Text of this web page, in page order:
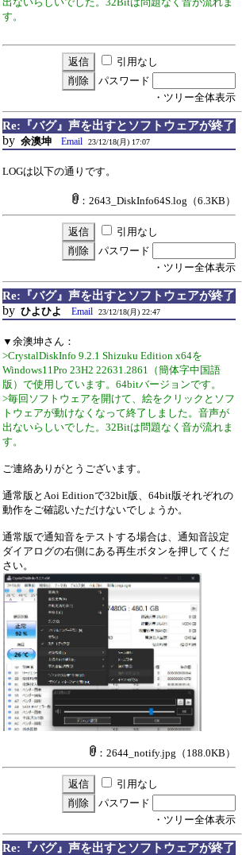
す。
引用なし
パスワード
・ツリー全体表示
Re:『バグ』声を出すとソフトウェアが終了
by 余澳坤 Email 23/12/18(月) 17:07
LOGは以下の通りです。
：2643_DiskInfo64S.log （6.3KB）
引用なし
パスワード
・ツリー全体表示
Re:『バグ』声を出すとソフトウェアが終了
by ひよひよ Email 23/12/18(月) 22:47
▼余澳坤さん：
>CrystalDiskInfo 9.2.1 Shizuku Edition x64を
Windows11Pro 23H2 22631.2861（簡体字中国語
版）で使用しています。64bitバージョンです。
>毎回ソフトウェアを開けて、絵をクリックとソフ
トウェアが動けなくなって終了しました。音声が
出ないらしいでした。32Bitは問題なく音が流れま
す。
ご連絡ありがとうございます。
通常版とAoi Editionで32bit版、64bit版それぞれの
動作をご確認いただけないでしょうか。
通常版で通知音をテストする場合は、通知音設定
ダイアログの右側にある再生ボタンを押してくだ
さい。
：2644_notify.jpg （188.0KB）
引用なし
パスワード
・ツリー全体表示
Re:『バグ』声を出すとソフトウェアが終了